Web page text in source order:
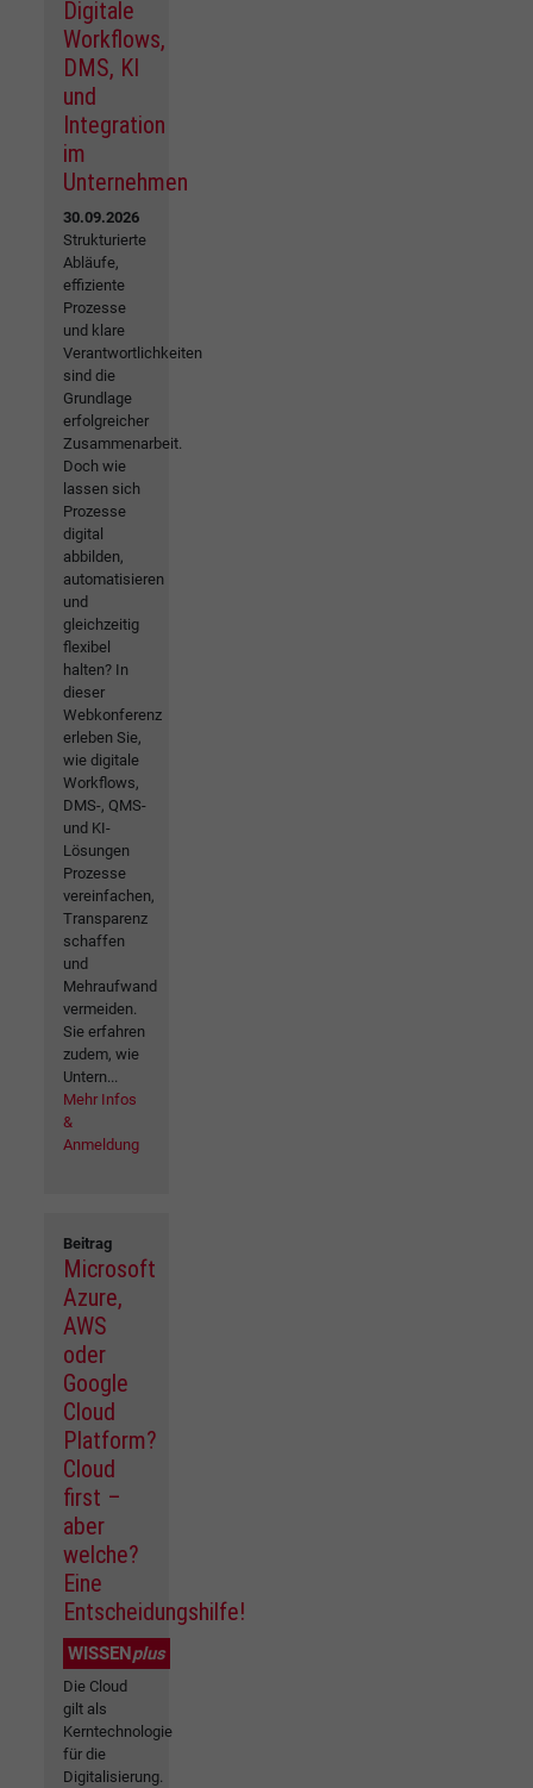
Digitale
Workflows,
DMS, KI
und
Integration
im
Unternehmen
30.09.2026
Strukturierte
Abläufe,
effiziente
Prozesse
und klare
Verantwortlichkeiten
sind die
Grundlage
erfolgreicher
Zusammenarbeit.
Doch wie
lassen sich
Prozesse
digital
abbilden,
automatisieren
und
gleichzeitig
flexibel
halten? In
dieser
Webkonferenz
erleben Sie,
wie digitale
Workflows,
DMS-, QMS-
und KI-
Lösungen
Prozesse
vereinfachen,
Transparenz
schaffen
und
Mehraufwand
vermeiden.
Sie erfahren
zudem, wie
Untern...
Mehr Infos
&
Anmeldung
Beitrag
Microsoft
Azure,
AWS
oder
Google
Cloud
Platform?
Cloud
first –
aber
welche?
Eine
Entscheidungshilfe!
WISSENplus
Die Cloud
gilt als
Kerntechnologie
für die
Digitalisierung.